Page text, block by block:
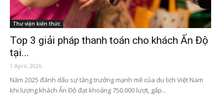
Thư viện kiến thức
Top 3 giải pháp thanh toán cho khách Ấn Độ
tại...
1 April, 2026
Năm 2025 đánh dấu sự tăng trưởng mạnh mẽ của du lịch Việt Nam
khi lượng khách Ấn Độ đạt khoảng 750.000 lượt, gấp...